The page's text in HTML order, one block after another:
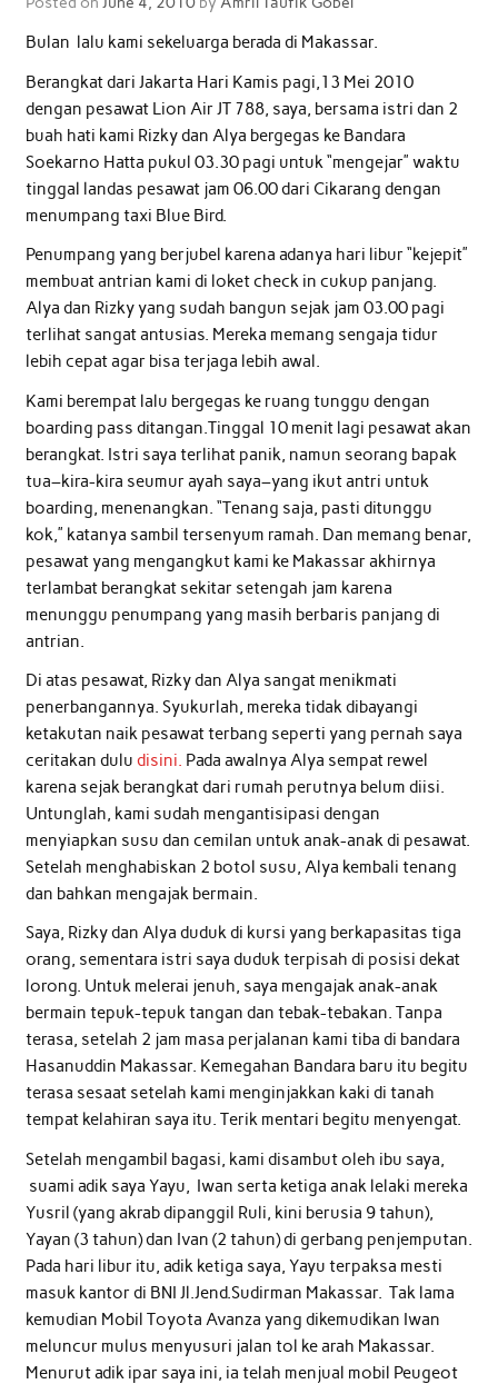
Bulan lalu kami sekeluarga berada di Makassar.
Berangkat dari Jakarta Hari Kamis pagi,13 Mei 2010
dengan pesawat Lion Air JT 788, saya, bersama istri dan 2
buah hati kami Rizky dan Alya bergegas ke Bandara
Soekarno Hatta pukul 03.30 pagi untuk “mengejar” waktu
tinggal landas pesawat jam 06.00 dari Cikarang dengan
menumpang taxi Blue Bird.
Penumpang yang berjubel karena adanya hari libur “kejepit”
membuat antrian kami di loket check in cukup panjang.
Alya dan Rizky yang sudah bangun sejak jam 03.00 pagi
terlihat sangat antusias. Mereka memang sengaja tidur
lebih cepat agar bisa terjaga lebih awal.
Kami berempat lalu bergegas ke ruang tunggu dengan
boarding pass ditangan.Tinggal 10 menit lagi pesawat akan
berangkat. Istri saya terlihat panik, namun seorang bapak
tua–kira-kira seumur ayah saya–yang ikut antri untuk
boarding, menenangkan. “Tenang saja, pasti ditunggu
kok,” katanya sambil tersenyum ramah. Dan memang benar,
pesawat yang mengangkut kami ke Makassar akhirnya
terlambat berangkat sekitar setengah jam karena
menunggu penumpang yang masih berbaris panjang di
antrian.
Di atas pesawat, Rizky dan Alya sangat menikmati
penerbangannya. Syukurlah, mereka tidak dibayangi
ketakutan naik pesawat terbang seperti yang pernah saya
ceritakan dulu disini. Pada awalnya Alya sempat rewel
karena sejak berangkat dari rumah perutnya belum diisi.
Untunglah, kami sudah mengantisipasi dengan
menyiapkan susu dan cemilan untuk anak-anak di pesawat.
Setelah menghabiskan 2 botol susu, Alya kembali tenang
dan bahkan mengajak bermain.
Saya, Rizky dan Alya duduk di kursi yang berkapasitas tiga
orang, sementara istri saya duduk terpisah di posisi dekat
lorong. Untuk melerai jenuh, saya mengajak anak-anak
bermain tepuk-tepuk tangan dan tebak-tebakan. Tanpa
terasa, setelah 2 jam masa perjalanan kami tiba di bandara
Hasanuddin Makassar. Kemegahan Bandara baru itu begitu
terasa sesaat setelah kami menginjakkan kaki di tanah
tempat kelahiran saya itu. Terik mentari begitu menyengat.
Setelah mengambil bagasi, kami disambut oleh ibu saya,
suami adik saya Yayu, Iwan serta ketiga anak lelaki mereka
Yusril (yang akrab dipanggil Ruli, kini berusia 9 tahun),
Yayan (3 tahun) dan Ivan (2 tahun) di gerbang penjemputan.
Pada hari libur itu, adik ketiga saya, Yayu terpaksa mesti
masuk kantor di BNI Jl.Jend.Sudirman Makassar. Tak lama
kemudian Mobil Toyota Avanza yang dikemudikan Iwan
meluncur mulus menyusuri jalan tol ke arah Makassar.
Menurut adik ipar saya ini, ia telah menjual mobil Peugeot